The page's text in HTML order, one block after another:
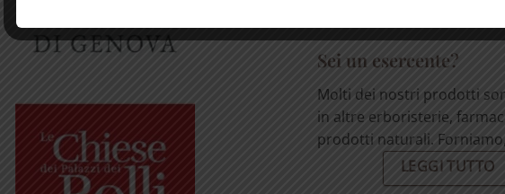
Sei un esercente?
Molti dei nostri prodotti
in altre erboristerie,
prodotti naturali.
LEGGI TUTTO